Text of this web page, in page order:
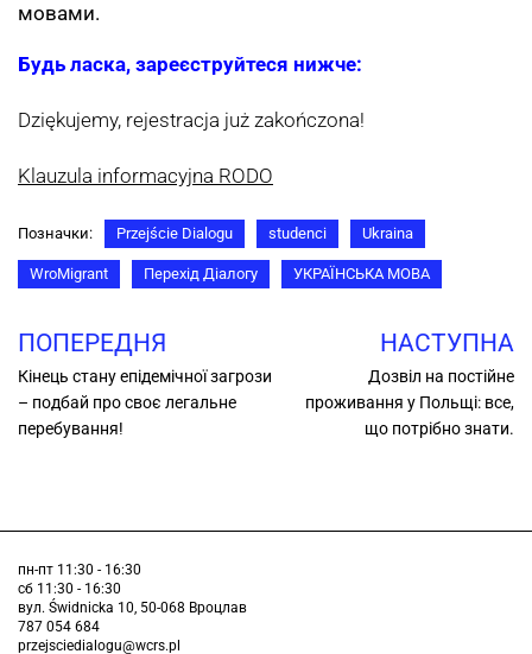
мовами.
Будь ласка, зареєструйтеся нижче:
Dziękujemy, rejestracja już zakończona!
Klauzula informacyjna RODO
Позначки: Przejście Dialogu studenci Ukraina
WroMigrant Перехід Діалогу УКРАЇНСЬКА МОВА
ПОПЕРЕДНЯ
Кінець стану епідемічної загрози
– подбай про своє легальне
перебування!
НАСТУПНА
Дозвіл на постійне
проживання у Польщі: все,
що потрібно знати.
пн-пт 11:30 - 16:30
сб 11:30 - 16:30
вул. Świdnicka 10, 50-068 Вроцлав
787 054 684
przejsciedialogu@wcrs.pl